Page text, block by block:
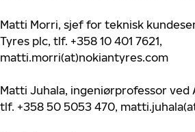
Matti Morri, sjef for teknisk
Tyres plc, tlf. +358 10 401 7621,
matti.morri(at)nokiantyres.com
Matti Juhala, ingeniørprofessor ved
tlf. +358 50 5053 470,